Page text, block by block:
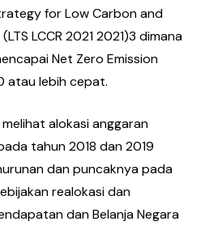
for Low Carbon and
LCCR 2021 2021)3 dimana
Net Zero Emission
atau lebih cepat.
alokasi anggaran
tahun 2018 dan 2019
dan puncaknya pada
realokasi dan
dan Belanja Negara